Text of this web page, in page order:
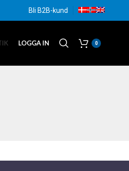
Bli B2B-kund
LOGGA IN 0